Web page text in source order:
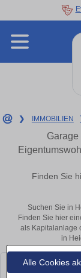
Alle Cookies
❯ IMMOBILIEN
Finden Sie
Suchen Sie in
Finden Sie hier
als Kapitalanlage
in
Leider konnten wir